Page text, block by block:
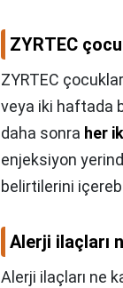
ZYRTEC
ZYRTEC
veya iki haftada
daha sonra her
enjeksiyon
belirtilerini
Alerji ilaçları
Alerji ilaçları ne